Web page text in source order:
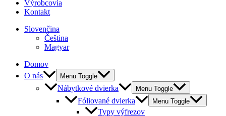
Výrobcovia
Kontakt
Slovenčina
Čeština
Magyar
Domov
O nás
Menu Toggle
Nábytkové dvierka Menu Toggle
Fóliované dvierka Menu Toggle
Typy výfrezov